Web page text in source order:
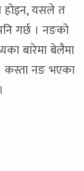
होइन, यसले त
गर्छ । नङको
बारेमा बेलैमा
कस्ता नङ भएका